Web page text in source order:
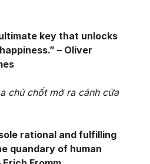
key that unlocks
– Oliver
chủ chốt mở ra cánh cửa
rational and fulfilling
quandary of human